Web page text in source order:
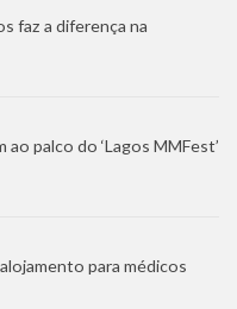
faz a diferença na
ao palco do ‘Lagos MMFest’
para médicos